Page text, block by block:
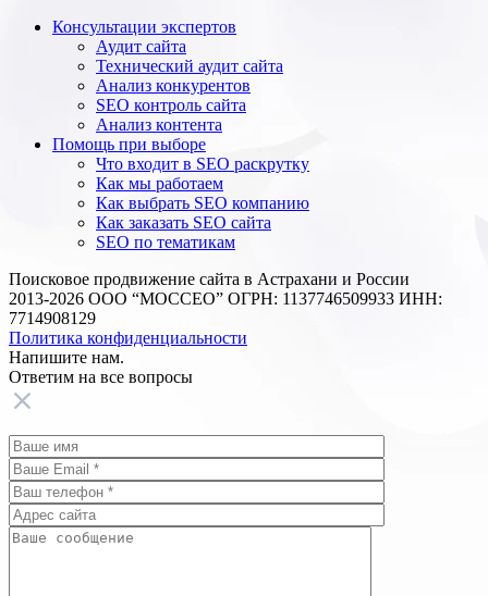
Консультации экспертов
Аудит сайта
Технический аудит сайта
Анализ конкурентов
SEO контроль сайта
Анализ контента
Помощь при выборе
Что входит в SEO раскрутку
Как мы работаем
Как выбрать SEO компанию
Как заказать SEO сайта
SEO по тематикам
Поисковое продвижение сайта в Астрахани и России
2013-2026 ООО “МОССЕО” ОГРН: 1137746509933 ИНН:
7714908129
Политика конфиденциальности
Напишите нам.
Ответим на все вопросы